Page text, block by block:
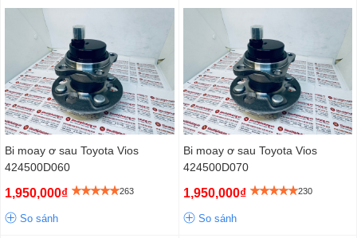
Bi moay ơ sau Toyota Vios
424500D060
1,950,000₫ 263
So sánh
Bi moay ơ sau Toyota Vios
424500D070
1,950,000₫ 230
So sánh